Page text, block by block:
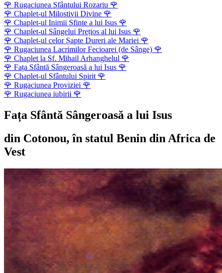
🌹 Rugaciunea Sfântului Rozariu 🌹
🌹 Chaplet-ul Milostivii Divine 🌹
🌹 Chaplet-ul Inimii Sfinte a lui Isus 🌹
🌹 Chaplet-ul Sângelui Prețios al lui Isus 🌹
🌹 Chaplet-ul celor Șapte Dureri ale Mariei 🌹
🌹 Rugaciunea Lacrimilor Fecioarei (de Sânge) 🌹
🌹 Chaplet la Sf. Mihail Arhanghelul 🌹
🌹 Fața Sfântă Sângeroasă a lui Isus 🌹
🌹 Chaplet-ul Sfântului Spirit 🌹
🌹 Rugaciunea Proviziei 🌹
🌹 Rugaciunea iubirii 🌹
Fața Sfântă Sângeroasă a lui Isus
din Cotonou, în statul Benin din Africa de
Vest